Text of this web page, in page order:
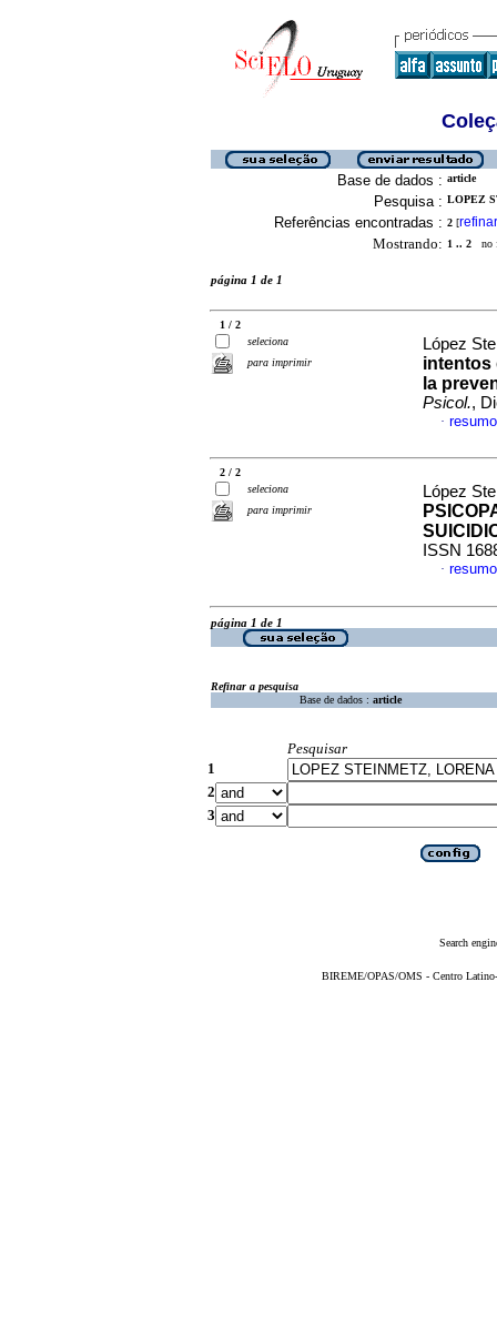
Base de dados : article
Pesquisa : LOPEZ
Referências encontradas : 2 [refinar
Mostrando: 1 .. 2 no
página 1 de 1
1 / 2
seleciona
para imprimir
López
intentos
la
Psicol.,
·
2 / 2
seleciona
para imprimir
López
ISSN
·
página 1 de 1
Refinar a pesquisa
Base de dados : article
Pesquisar
1
2
3
Search
BIREME/OPAS/OMS - Centro Latino-